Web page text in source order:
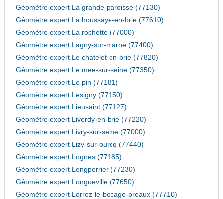
Géomètre expert La grande-paroisse (77130)
Géomètre expert La houssaye-en-brie (77610)
Géomètre expert La rochette (77000)
Géomètre expert Lagny-sur-marne (77400)
Géomètre expert Le chatelet-en-brie (77820)
Géomètre expert Le mee-sur-seine (77350)
Géomètre expert Le pin (77181)
Géomètre expert Lesigny (77150)
Géomètre expert Lieusaint (77127)
Géomètre expert Liverdy-en-brie (77220)
Géomètre expert Livry-sur-seine (77000)
Géomètre expert Lizy-sur-ourcq (77440)
Géomètre expert Lognes (77185)
Géomètre expert Longperrier (77230)
Géomètre expert Longueville (77650)
Géomètre expert Lorrez-le-bocage-preaux (77710)